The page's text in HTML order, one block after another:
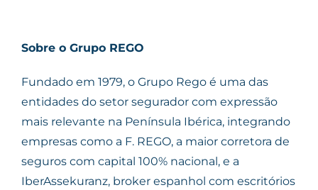
Sobre o Grupo REGO
Fundado em 1979, o Grupo Rego é uma das
entidades do setor segurador com expressão
mais relevante na Península Ibérica, integrando
empresas como a F. REGO, a maior corretora de
seguros com capital 100% nacional, e a
IberAssekuranz, broker espanhol com escritórios